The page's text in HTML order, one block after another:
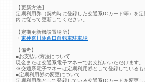
【更新方法】
定期利用券（契約時に登録した交通系ICカード等）を
内に従って更新してください。
【定期更新機設置場所】
・ 東神奈川駅西口自転車駐車場
【備考】
■お支払い方法について
現金または交通系電子マネーでお支払いいただけます。
※交通系電子マネーは定期利用券として登録している
■定期利用券の変更について
定期利用券として登録している交通系ICカードを変更